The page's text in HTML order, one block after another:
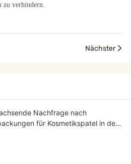
zu verhindern.
Nächster
Nachfrage nach
für Kosmetikspatel in der